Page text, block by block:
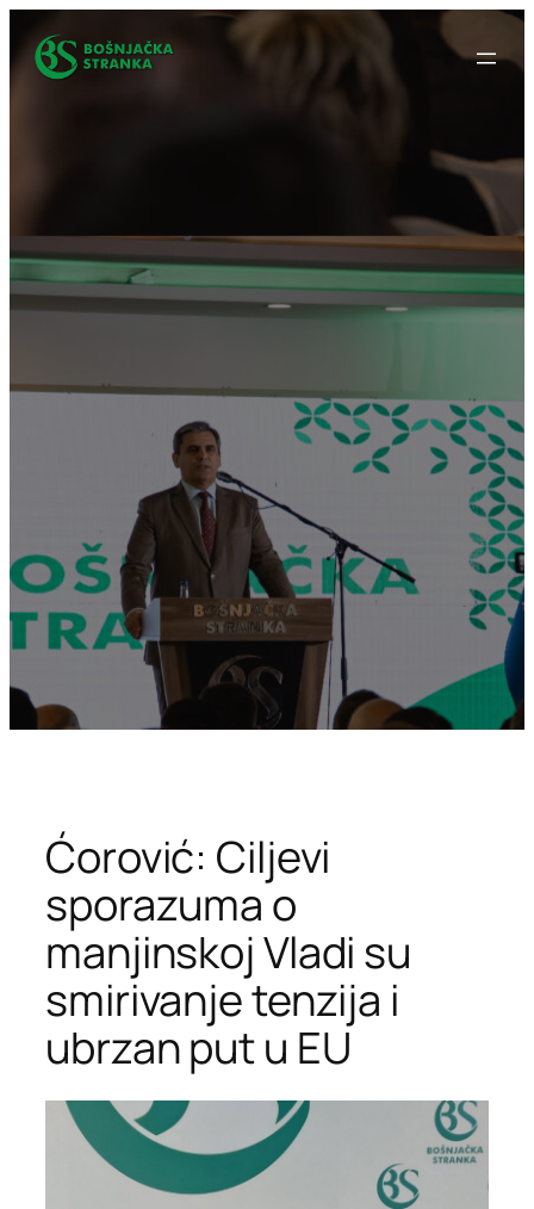
na
sadržaj
Ćorović: Ciljevi
sporazuma o
manjinskoj Vladi su
smirivanje tenzija i
ubrzan put u EU